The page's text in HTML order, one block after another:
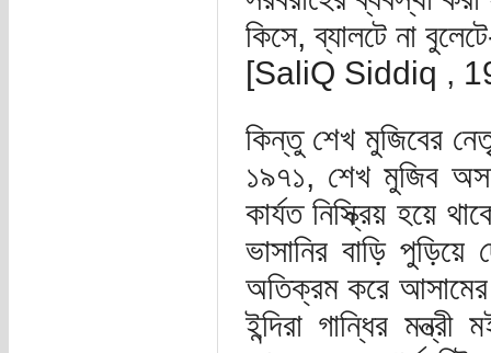
কিসে, ব্যালটে না
[SaliQ Siddiq ,
কিন্তু শেখ মুজিবের
১৯৭১, শেখ মুজিব
কার্যত নিস্ক্রিয় হয়ে
ভাসানির বাড়ি
অতিক্রম করে আসামের
ইন্দিরা গান্ধির